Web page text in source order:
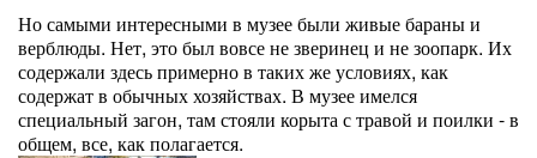
Но самыми интересными в музее были живые бараны и
верблюды. Нет, это был вовсе не зверинец и не зоопарк. Их
содержали здесь примерно в таких же условиях, как
содержат в обычных хозяйствах. В музее имелся
специальный загон, там стояли корыта с травой и поилки - в
общем, все, как полагается.